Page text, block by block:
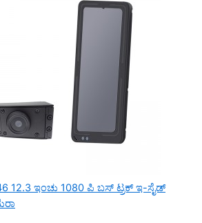
12.3 ಇಂಚು 1080 ಪಿ ಬಸ್ ಟ್ರಕ್ ಇ-ಸೈಡ್